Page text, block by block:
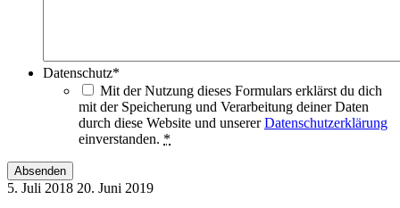
Datenschutz*
Mit der Nutzung dieses Formulars erklärst du dich
mit der Speicherung und Verarbeitung deiner Daten
durch diese Website und unsererDatenschutzerklärung
einverstanden. *
5. Juli 2018 20. Juni 2019